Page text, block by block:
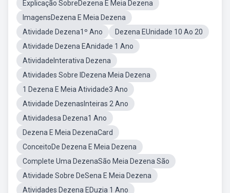
Explicação SobreDezena E Meia Dezena
ImagensDezena E Meia Dezena
Atividade Dezena1º Ano
Dezena EUnidade 10 Ao 20
Atividade Dezena EAnidade 1 Ano
AtividadeInterativa Dezena
Atividades Sobre IDezena Meia Dezena
1 Dezena E Meia Atividade3 Ano
Atividade DezenasInteiras 2 Ano
Atividadesa Dezena1 Ano
Dezena E Meia DezenaCard
ConceitoDe Dezena E Meia Dezena
Complete Uma DezenaSão Meia Dezena São
Atividade Sobre DeSena E Meia Dezena
Atividades Dezena EDuzia 1 Ano